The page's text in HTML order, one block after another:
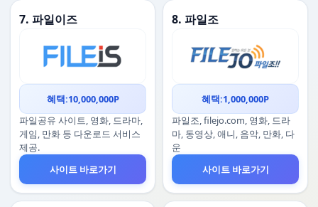
7. 파일이즈
혜택:10,000,000P
파일공유 사이트, 영화, 드라마,
게임, 만화 등 다운로드 서비스
제공.
사이트 바로가기
8. 파일조
혜택:1,000,000P
파일조, filejo.com, 영화, 드라
마, 동영상, 애니, 음악, 만화, 다
운
사이트 바로가기